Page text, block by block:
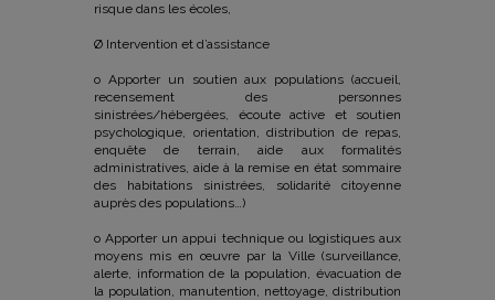
risque dans les écoles,
Ø Intervention et d’assistance
o Apporter un soutien aux populations (accueil,
recensement des personnes
sinistrées/hébergées, écoute active et soutien
psychologique, orientation, distribution de repas,
enquête de terrain, aide aux formalités
administratives, aide à la remise en état sommaire
des habitations sinistrées, solidarité citoyenne
auprès des populations…)
o Apporter un appui technique ou logistiques aux
moyens mis en œuvre par la Ville (surveillance,
alerte, information de la population, évacuation de
la population, manutention, nettoyage, distribution